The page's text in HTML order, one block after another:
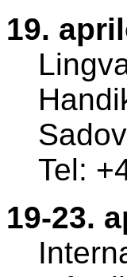
19.
Tel:
19-23.